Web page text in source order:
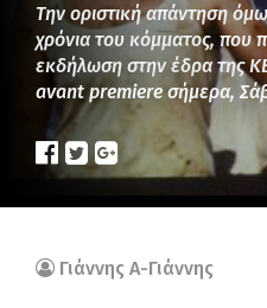
Την οριστική απάντηση
χρόνια του κόμματος, που
εκδήλωση στην έδρα της
avant premiere σήμερα,
Γιάννης Α-Γιάννης